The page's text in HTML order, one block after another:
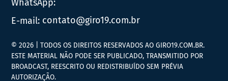
WhatsApp:
E-mail: contato@giro19.com.br
© 2026 | TODOS OS DIREITOS RESERVADOS AO GIRO19.COM.BR.
ESTE MATERIAL NÃO PODE SER PUBLICADO, TRANSMITIDO POR
BROADCAST, REESCRITO OU REDISTRIBUÍDO SEM PRÉVIA
AUTORIZAÇÃO.